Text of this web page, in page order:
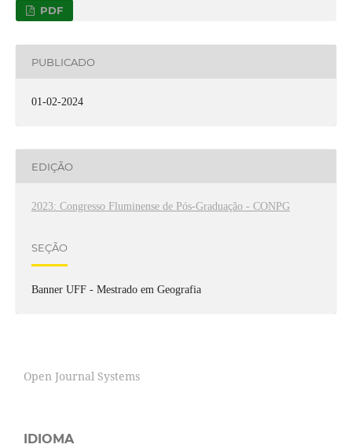
PDF
PUBLICADO
01-02-2024
EDIÇÃO
2023: Congresso Fluminense de Pós-Graduação - CONPG
SEÇÃO
Banner UFF - Mestrado em Geografia
Open Journal Systems
IDIOMA